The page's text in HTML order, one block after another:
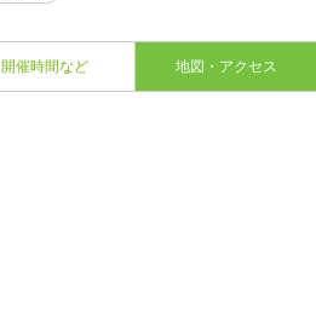
開催時間など 地図・アクセス